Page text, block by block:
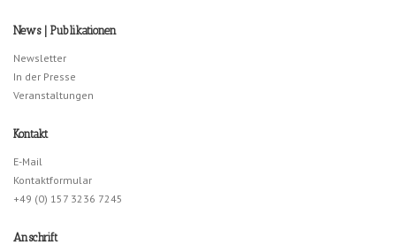
News | Publikationen
Newsletter
In der Presse
Veranstaltungen
Kontakt
E-Mail
Kontaktformular
+49 (0) 157 3236 7245
Anschrift